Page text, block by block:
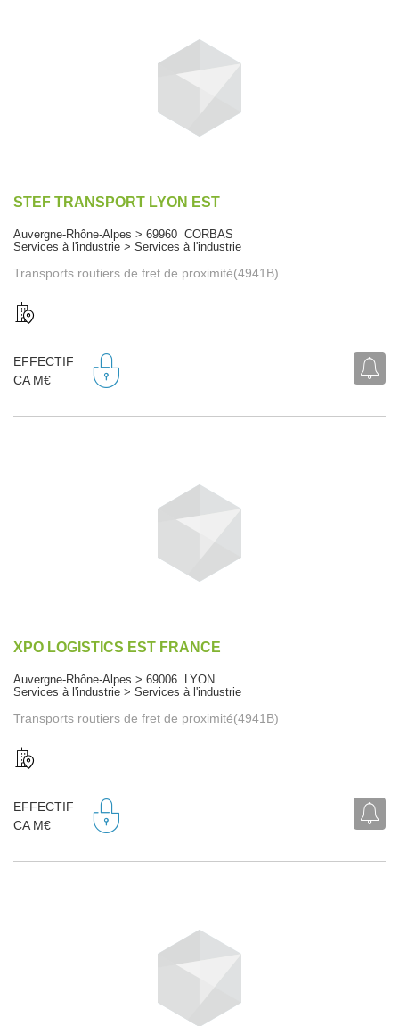
STEF TRANSPORT LYON EST
Auvergne-Rhône-Alpes > 69960 CORBAS
Services à l'industrie > Services à l'industrie
Transports routiers de fret de proximité(4941B)
EFFECTIF
CA M€
XPO LOGISTICS EST FRANCE
Auvergne-Rhône-Alpes > 69006 LYON
Services à l'industrie > Services à l'industrie
Transports routiers de fret de proximité(4941B)
EFFECTIF
CA M€